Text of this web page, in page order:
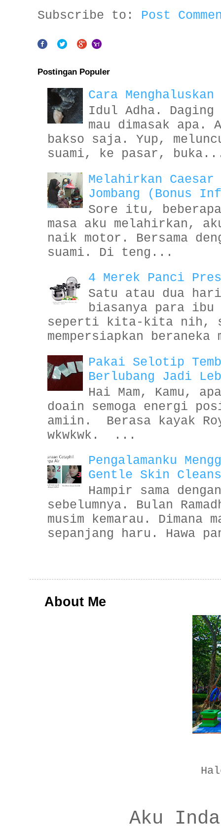
Subscribe to: Post
Postingan Populer
Cara
Idul Adha. Daging
mau dimasak
bakso saja. Yup,
suami, ke pasar,
Melahirkan
Jombang (Bonus
Sore itu,
masa aku melahirkan,
naik motor. Bersama
suami. Di teng...
4 Merek Panci
Satu atau dua
biasanya para ibu
seperti kita-kita nih,
mempersiapkan
Pakai Selotip
Berlubang Jadi
Hai Mam, Kamu,
doain semoga energi
amiin. Berasa kayak
wkwkwk. ...
Pengalamanku
Gentle Skin
Hampir sama
sebelumnya. Bulan
musim kemarau. Dimana
sepanjang haru. Hawa
About Me
Aku